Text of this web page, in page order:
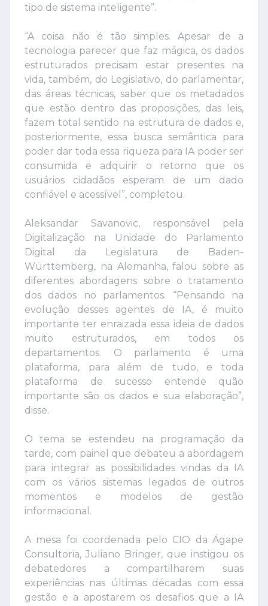
tipo de sistema inteligente”.
“A coisa não é tão simples. Apesar de a
tecnologia parecer que faz mágica, os dados
estruturados precisam estar presentes na
vida, também, do Legislativo, do parlamentar,
das áreas técnicas, saber que os metadados
que estão dentro das proposições, das leis,
fazem total sentido na estrutura de dados e,
posteriormente, essa busca semântica para
poder dar toda essa riqueza para IA poder ser
consumida e adquirir o retorno que os
usuários cidadãos esperam de um dado
confiável e acessível”, completou.
Aleksandar Savanovic, responsável pela
Digitalização na Unidade do Parlamento
Digital da Legislatura de Baden-
Württemberg, na Alemanha, falou sobre as
diferentes abordagens sobre o tratamento
dos dados no parlamentos. “Pensando na
evolução desses agentes de IA, é muito
importante ter enraizada essa ideia de dados
muito estruturados, em todos os
departamentos. O parlamento é uma
plataforma, para além de tudo, e toda
plataforma de sucesso entende quão
importante são os dados e sua elaboração”,
disse.
O tema se estendeu na programação da
tarde, com painel que debateu a abordagem
para integrar as possibilidades vindas da IA
com os vários sistemas legados de outros
momentos e modelos de gestão
informacional.
A mesa foi coordenada pelo CIO da Ágape
Consultoria, Juliano Bringer, que instigou os
debatedores a compartilharem suas
experiências nas últimas décadas com essa
gestão e a apostarem os desafios que a IA